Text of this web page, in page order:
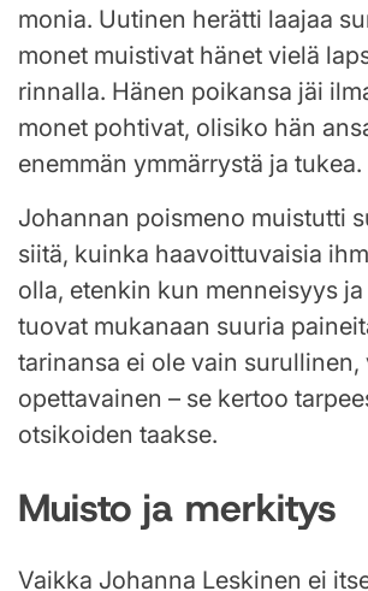
monia. Uutinen herätti laajaa
monet muistivat hänet vielä
rinnalla. Hänen poikansa jäi
monet pohtivat, olisiko hän
enemmän ymmärrystä ja tukea.
Johannan poismeno muistutti
siitä, kuinka haavoittuvaisia
olla, etenkin kun menneisyys
tuovat mukanaan suuria
tarinansa ei ole vain surullinen,
opettavainen – se kertoo
otsikoiden taakse.
Muisto ja merkitys
Vaikka Johanna Leskinen ei